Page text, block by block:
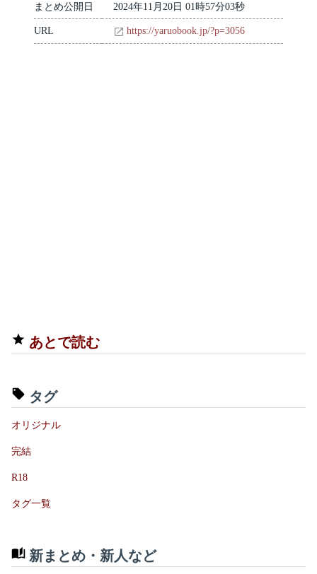
まとめ公開日 2024年11月20日 01時57分03秒
URL https://yaruobook.jp/?p=3056
あとで読む
タグ
オリジナル
完結
R18
タグ一覧
新まとめ・新人など